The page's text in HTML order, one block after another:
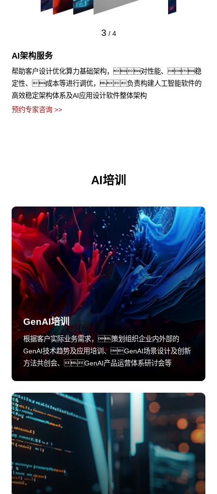
3 / 4
AI架构服务
帮助客户设计优化算力基础架构，对性能、稳
定性、成本等进行调优，负责构建人工智能软件的
高效稳定架构体系及AI应用设计软件整体架构
预约专家咨询 >>
AI培训
GenAI培训
根据客户实际业务需求，策划组织企业内外部的
GenAI技术趋势及应用培训、GenAI场景设计及创新
方法共创会、GenAI产品运营体系研讨会等